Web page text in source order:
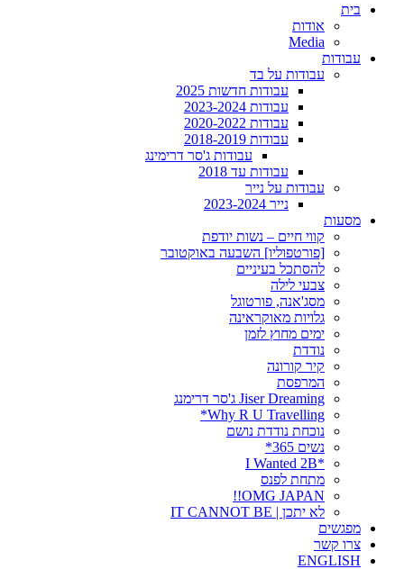
בית
אודות
Media
עבודות
עבודות על בד
עבודות חדשות 2025
עבודות 2023-2024
עבודות 2020-2022
עבודות 2018-2019
עבודות ג'סר דרימינג
עבודות עד 2018
עבודות על נייר
נייר 2023-2024
מסעות
קווי חיים – נשות יודפת
[פורטפוליו] השבעה באוקטובר
להסתכל בעיניים
צבעי לילה
מסג'אנה, פורטוגל
גלויות מאוקראינה
ימים מחוץ לזמן
נודדת
קיר קורונה
המרפסת
Jiser Dreaming ג'סר דרימנג
Why R U Travelling*
נוכחת נודדת נושם
נשים 365*
*I Wanted 2B
מתחת לפנס
OMG JAPAN!!
לא יתכן | IT CANNOT BE
מפגשים
צרו קשר
ENGLISH